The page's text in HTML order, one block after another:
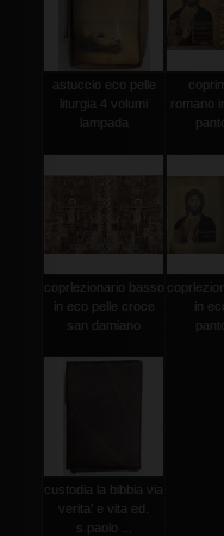
astuccio eco pelle
liturgia 4 volumi
lampada
romano
coprlezionario basso
in eco pelle croce
san damiano
in
custodia la bibbia via
verita' e vita ed.
s.paolo ...